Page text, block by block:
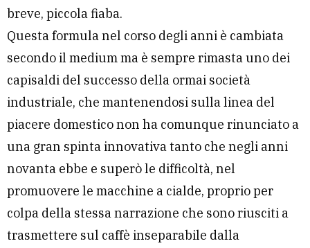
breve, piccola fiaba.
Questa formula nel corso degli anni è cambiata
secondo il medium ma è sempre rimasta uno dei
capisaldi del successo della ormai società
industriale, che mantenendosi sulla linea del
piacere domestico non ha comunque rinunciato a
una gran spinta innovativa tanto che negli anni
novanta ebbe e superò le difficoltà, nel
promuovere le macchine a cialde, proprio per
colpa della stessa narrazione che sono riusciti a
trasmettere sul caffè inseparabile dalla